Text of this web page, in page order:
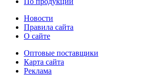
Новости
Правила сайта
О сайте
Оптовые поставщики
Карта сайта
Реклама